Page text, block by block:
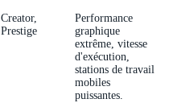
Creator,
Prestige
Performance
graphique
extrême, vitesse
d'exécution,
stations de travail
mobiles
puissantes.